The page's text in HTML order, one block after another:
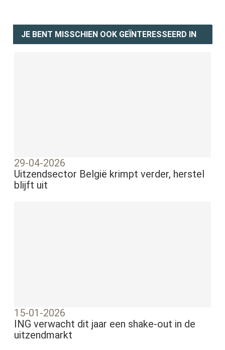
JE BENT MISSCHIEN OOK GEÏNTERESSEERD IN
29-04-2026
Uitzendsector België krimpt verder, herstel
blijft uit
15-01-2026
ING verwacht dit jaar een shake-out in de
uitzendmarkt